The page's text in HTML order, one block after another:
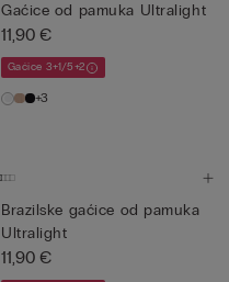
Gaćice od pamuka Ultralight
11,90 €
Gaćice 3+1/5+2
+3
Brazilske gaćice od pamuka
Ultralight
11,90 €